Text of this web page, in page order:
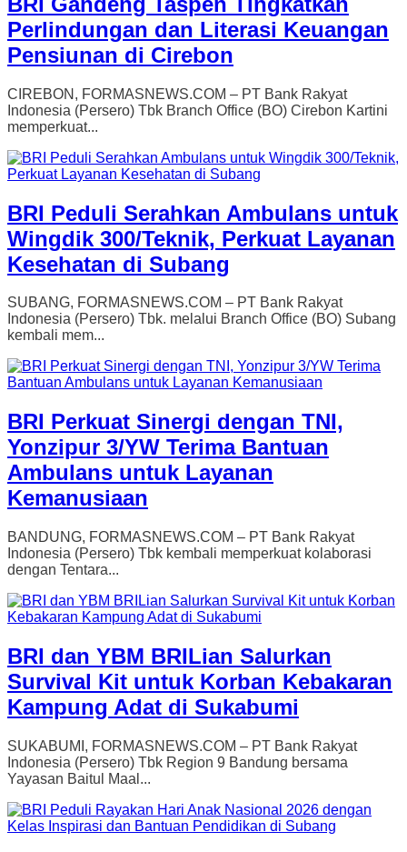
Perlindungan dan Literasi Keuangan
Pensiunan di Cirebon
CIREBON, FORMASNEWS.COM – PT Bank Rakyat
Indonesia (Persero) Tbk Branch Office (BO) Cirebon Kartini
memperkuat...
BRI Peduli Serahkan Ambulans untuk
Wingdik 300/Teknik, Perkuat Layanan
Kesehatan di Subang
SUBANG, FORMASNEWS.COM – PT Bank Rakyat
Indonesia (Persero) Tbk. melalui Branch Office (BO) Subang
kembali mem...
BRI Perkuat Sinergi dengan TNI,
Yonzipur 3/YW Terima Bantuan
Ambulans untuk Layanan
Kemanusiaan
BANDUNG, FORMASNEWS.COM – PT Bank Rakyat
Indonesia (Persero) Tbk kembali memperkuat kolaborasi
dengan Tentara...
BRI dan YBM BRILian Salurkan
Survival Kit untuk Korban Kebakaran
Kampung Adat di Sukabumi
SUKABUMI, FORMASNEWS.COM – PT Bank Rakyat
Indonesia (Persero) Tbk Region 9 Bandung bersama
Yayasan Baitul Maal...